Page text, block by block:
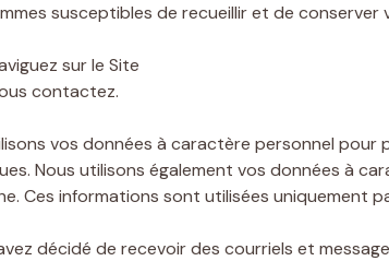
susceptibles de recueillir et de
sur le Site
contactez.
vos données à caractère personnel
Nous utilisons également vos données à
Ces informations sont utilisées uniquement
décidé de recevoir des courriels et